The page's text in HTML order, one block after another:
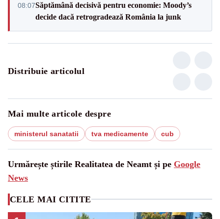
08:07Săptămână decisivă pentru economie: Moody’s
decide dacă retrogradează România la junk
Distribuie articolul
Mai multe articole despre
ministerul sanatatii tva medicamente cub
Urmărește știrile Realitatea de Neamt și pe Google
News
CELE MAI CITITE